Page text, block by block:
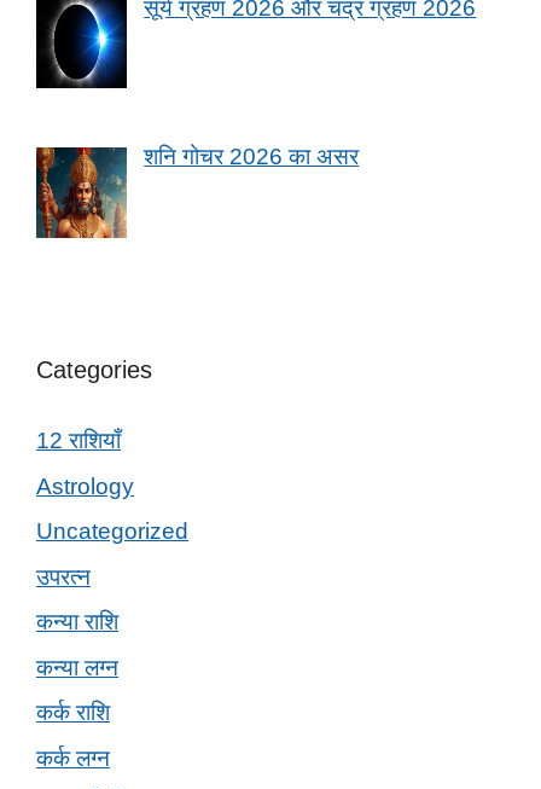
सूर्य ग्रहण 2026 और चंद्र ग्रहण 2026
शनि गोचर 2026 का असर
Categories
12 राशियाँ
Astrology
Uncategorized
उपरत्न
कन्या राशि
कन्या लग्न
कर्क राशि
कर्क लग्न